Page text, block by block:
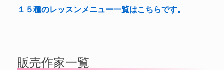
１５種のレッスンメニュー一覧はこちらです。
販売作家一覧